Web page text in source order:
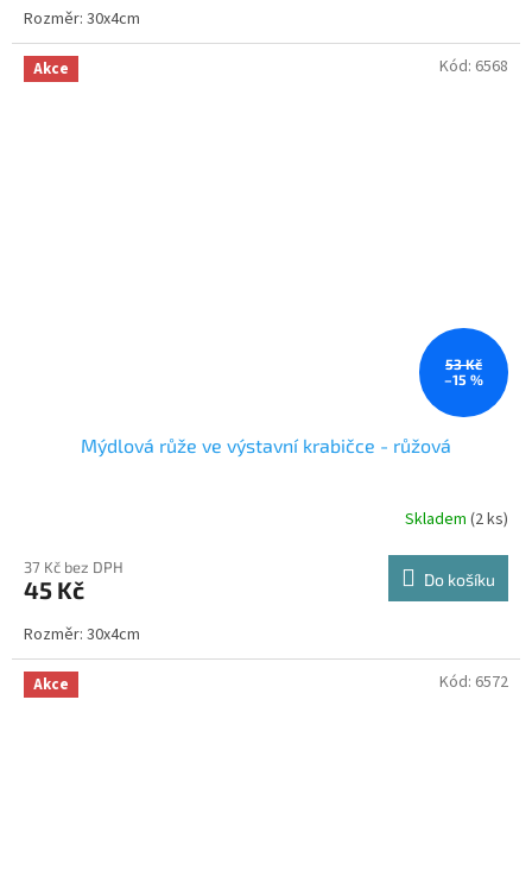
Rozměr: 30x4cm
Akce
53 Kč
–15 %
Mýdlová růže ve výstavní krabičce - růžová
Skladem (2 ks)
37 Kč bez DPH
45 Kč Do košíku
Rozměr: 30x4cm
Kód: 6568
Akce Kód: 6572